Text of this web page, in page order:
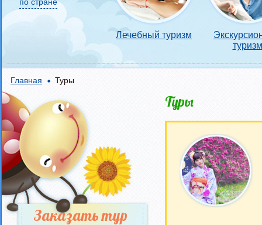
Лечебный туризм
туризм
Главная Туры
Туры
Заказать тур